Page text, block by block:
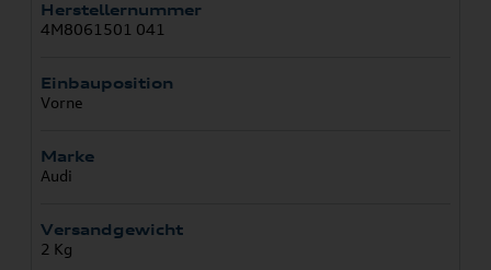
Herstellernummer
4M8061501 041
Einbauposition
Vorne
Marke
Audi
Versandgewicht
2 Kg